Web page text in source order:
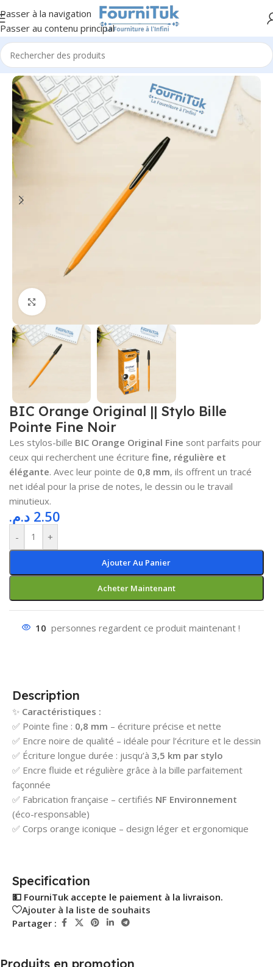
Passer à la navigation
Passer au contenu principal
Accueil/Fourniture de Bureau/Petite Fourniture
Cliquez pour agrandir
BIC Orange Original || Stylo Bille
Pointe Fine Noir
Les stylos-bille BIC Orange Original Fine sont parfaits pour
ceux qui recherchent une écriture fine, régulière et
élégante. Avec leur pointe de 0,8 mm, ils offrent un tracé
net idéal pour la prise de notes, le dessin ou le travail
minutieux.
2.50 د.م.
- +
Ajouter Au Panier
Acheter Maintenant
10 personnes regardent ce produit maintenant !
Description
✨ Caractéristiques :
✅ Pointe fine : 0,8 mm – écriture précise et nette
✅ Encre noire de qualité – idéale pour l’écriture et le dessin
✅ Écriture longue durée : jusqu’à 3,5 km par stylo
✅ Encre fluide et régulière grâce à la bille parfaitement
façonnée
✅ Fabrication française – certifiés NF Environnement
(éco-responsable)
✅ Corps orange iconique – design léger et ergonomique
Specification
💵 FourniTuk accepte le paiement à la livraison.
Ajouter à la liste de souhaits
Partager :
Produits en promotion